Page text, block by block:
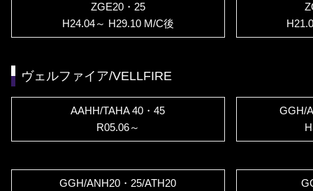
ZGE20・25
H24.04～ H29.10 M/C後
ヴェルファイア/VELLFIRE
AAHH/TAHA 40・45
R05.06～
GGH/
GGH/ANH20・25/ATH20